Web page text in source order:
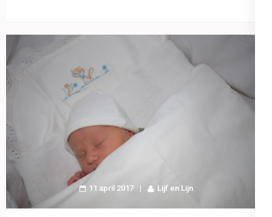
11 april 2017 Lijf en Lijn